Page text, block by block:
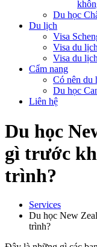
Du học
Du lịch
Visa
Visa du
Visa du
Cẩm nang
Có nên du
Du học
Liên hệ
Du học
gì trước
trình?
Services
Du học New
trình?